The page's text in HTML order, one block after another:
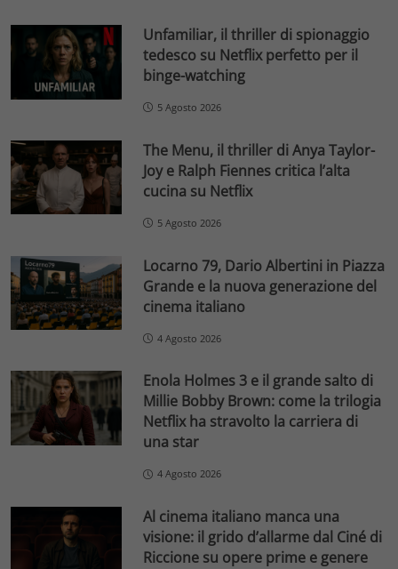
Unfamiliar, il thriller di spionaggio
tedesco su Netflix perfetto per il
binge-watching
5 Agosto 2026
The Menu, il thriller di Anya Taylor-
Joy e Ralph Fiennes critica l’alta
cucina su Netflix
5 Agosto 2026
Locarno 79, Dario Albertini in Piazza
Grande e la nuova generazione del
cinema italiano
4 Agosto 2026
Enola Holmes 3 e il grande salto di
Millie Bobby Brown: come la trilogia
Netflix ha stravolto la carriera di
una star
4 Agosto 2026
Al cinema italiano manca una
visione: il grido d’allarme dal Ciné di
Riccione su opere prime e genere